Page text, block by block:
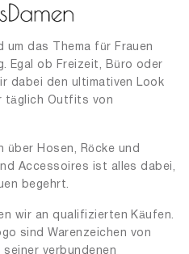
um das Thema für Frauen
Egal ob Freizeit, Büro oder
dabei den ultimativen Look
täglich Outfits von
über Hosen, Röcke und
Accessoires ist alles dabei,
begehrt.
wir an qualifizierten Käufen.
sind Warenzeichen von
seiner verbundenen